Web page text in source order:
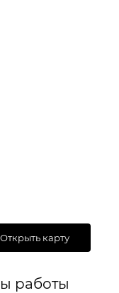
Открыть карту
работы